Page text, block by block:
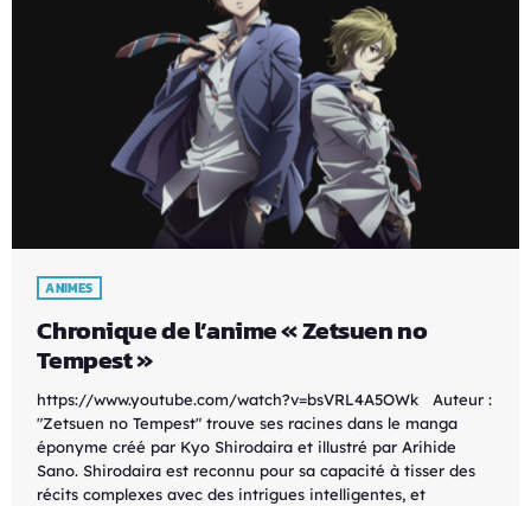
ANIMES
Chronique de l’anime « Zetsuen no
Tempest »
https://www.youtube.com/watch?v=bsVRL4A5OWk Auteur :
"Zetsuen no Tempest" trouve ses racines dans le manga
éponyme créé par Kyo Shirodaira et illustré par Arihide
Sano. Shirodaira est reconnu pour sa capacité à tisser des
récits complexes avec des intrigues intelligentes, et